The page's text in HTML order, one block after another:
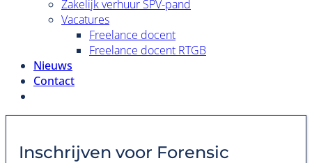
Zakelijk verhuur SPV-pand
Vacatures
Freelance docent
Freelance docent RTGB
Nieuws
Contact
Inschrijven voor Forensic